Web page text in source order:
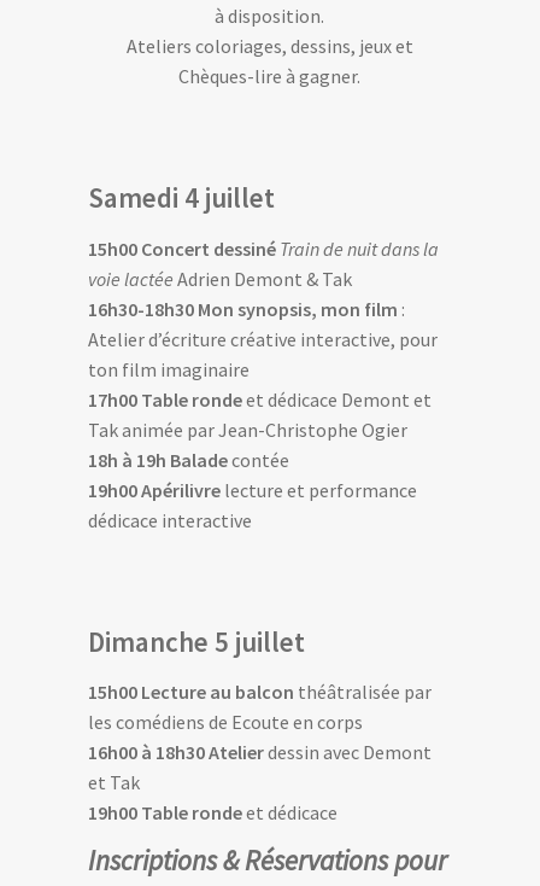
à disposition.
Ateliers coloriages, dessins, jeux et
Chèques-lire à gagner.
Samedi 4 juillet
15h00 Concert dessiné Train de nuit dans la
voie lactée Adrien Demont & Tak
16h30-18h30 Mon synopsis, mon film :
Atelier d’écriture créative interactive, pour
ton film imaginaire
17h00 Table rondeet dédicace Demont et
Tak animée par Jean-Christophe Ogier
18h à 19h Baladecontée
19h00 Apérilivre lecture et performance
dédicace interactive
Dimanche 5 juillet
15h00 Lecture au balcon théâtralisée par
les comédiens de Ecoute en corps
16h00 à 18h30 Atelierdessin avec Demont
et Tak
19h00 Table rondeet dédicace
Inscriptions & Réservations pour